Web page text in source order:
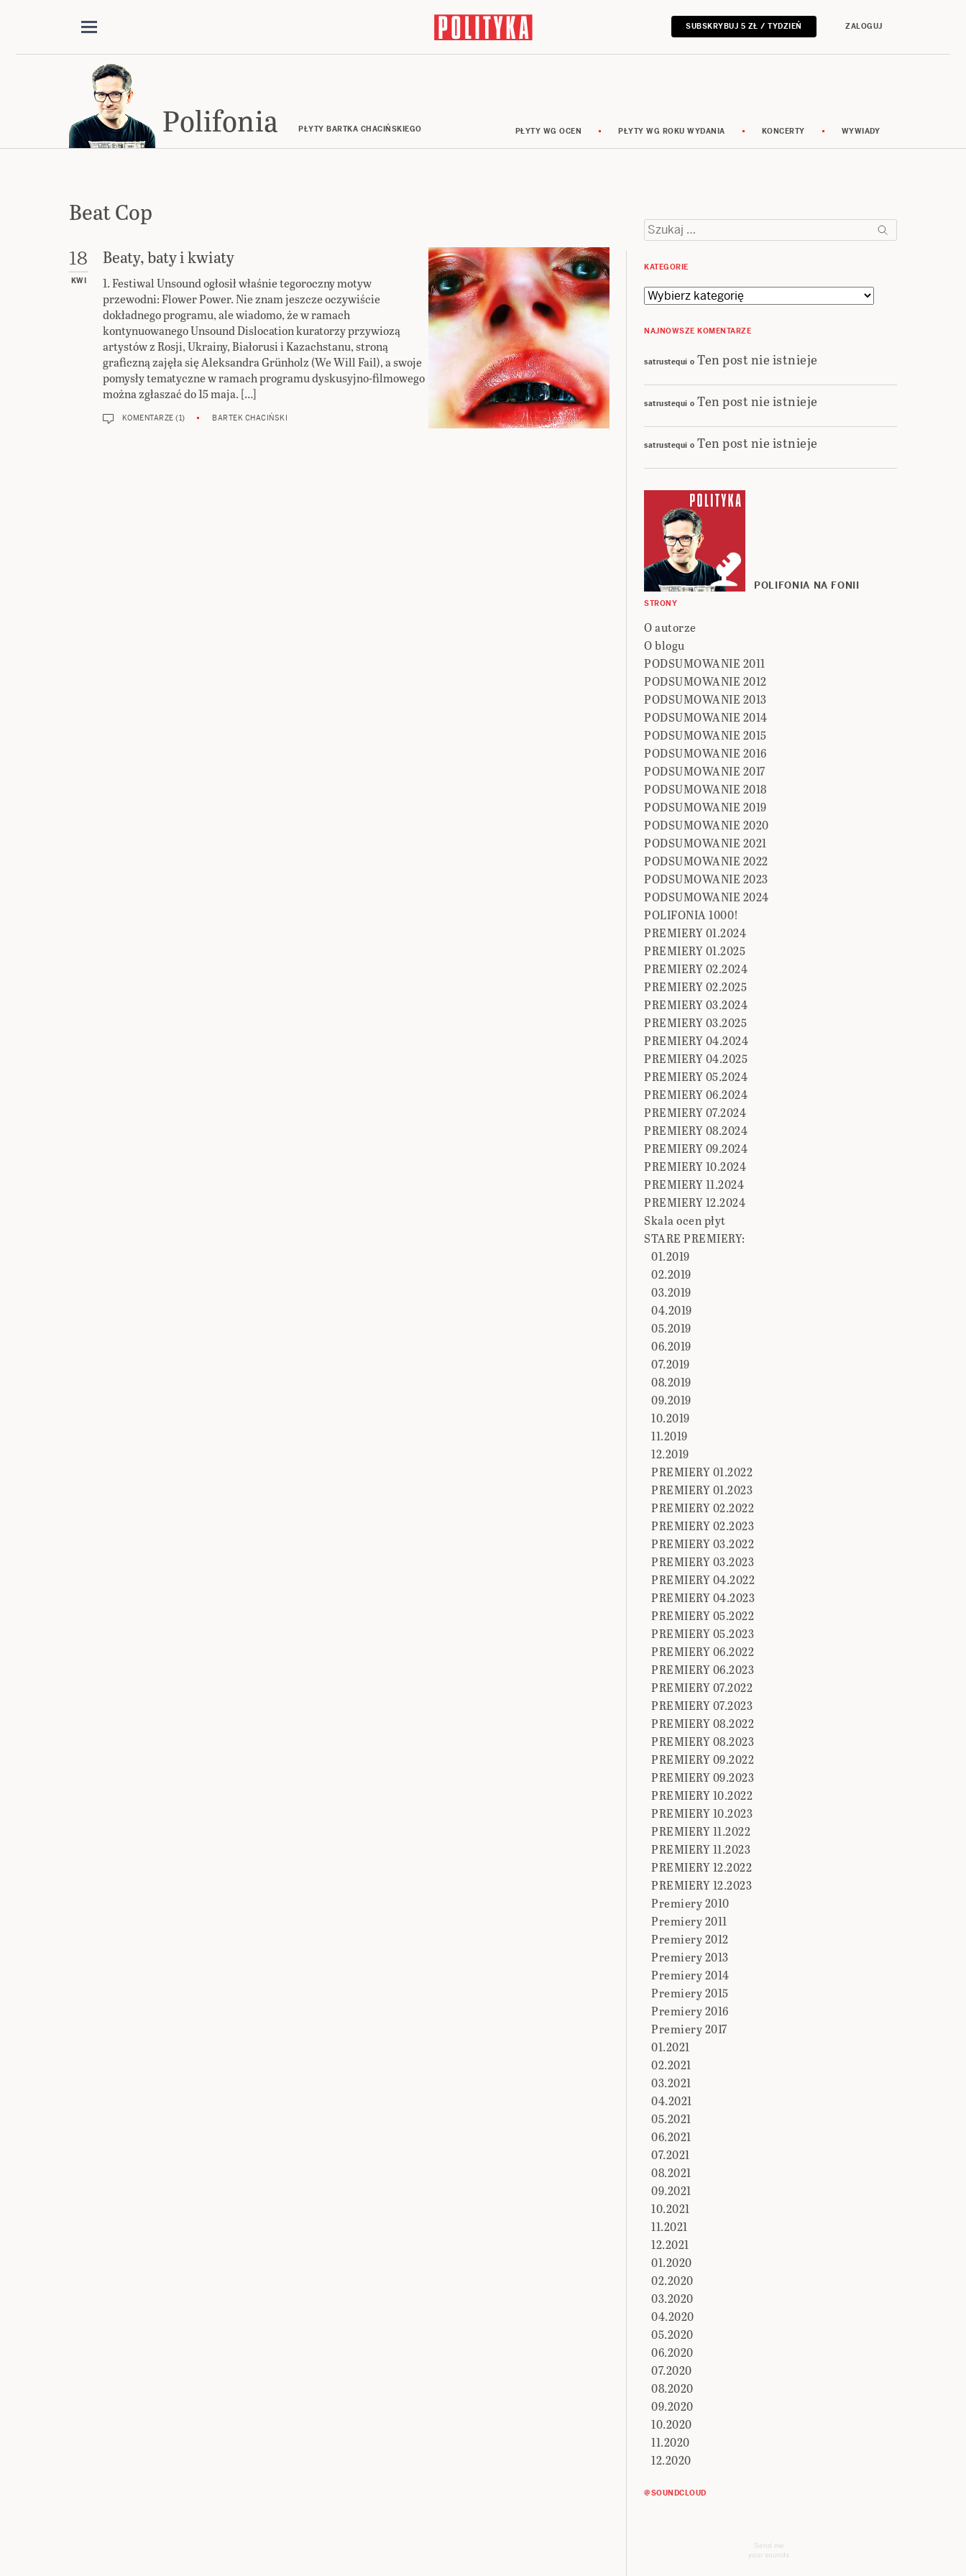
SUBSKRYBUJ 5 ZŁ / TYDZIEŃ ZALOGUJ
Polifonia PŁYTY BARTKA CHACIŃSKIEGO PŁYTY WG OCEN PŁYTY WG ROKU WYDANIA KONCERTY WYWIADY
Beat Cop
18
KWI
Beaty, baty i kwiaty
1. Festiwal Unsound ogłosił właśnie tegoroczny motyw
przewodni: Flower Power. Nie znam jeszcze oczywiście
dokładnego programu, ale wiadomo, że w ramach
kontynuowanego Unsound Dislocation kuratorzy przywiozą
artystów z Rosji, Ukrainy, Białorusi i Kazachstanu, stroną
graficzną zajęła się Aleksandra Grünholz (We Will Fail), a swoje
pomysły tematyczne w ramach programu dyskusyjno-filmowego
można zgłaszać do 15 maja. […]
KOMENTARZE (1) BARTEK CHACIŃSKI
Szukaj:
KATEGORIE
Kategorie
NAJNOWSZE KOMENTARZE
satrustequi o Ten post nie istnieje
satrustequi o Ten post nie istnieje
satrustequi o Ten post nie istnieje
POLIFONIA NA FONII
STRONY
O autorze
O blogu
PODSUMOWANIE 2011
PODSUMOWANIE 2012
PODSUMOWANIE 2013
PODSUMOWANIE 2014
PODSUMOWANIE 2015
PODSUMOWANIE 2016
PODSUMOWANIE 2017
PODSUMOWANIE 2018
PODSUMOWANIE 2019
PODSUMOWANIE 2020
PODSUMOWANIE 2021
PODSUMOWANIE 2022
PODSUMOWANIE 2023
PODSUMOWANIE 2024
POLIFONIA 1000!
PREMIERY 01.2024
PREMIERY 01.2025
PREMIERY 02.2024
PREMIERY 02.2025
PREMIERY 03.2024
PREMIERY 03.2025
PREMIERY 04.2024
PREMIERY 04.2025
PREMIERY 05.2024
PREMIERY 06.2024
PREMIERY 07.2024
PREMIERY 08.2024
PREMIERY 09.2024
PREMIERY 10.2024
PREMIERY 11.2024
PREMIERY 12.2024
Skala ocen płyt
STARE PREMIERY:
01.2019
02.2019
03.2019
04.2019
05.2019
06.2019
07.2019
08.2019
09.2019
10.2019
11.2019
12.2019
PREMIERY 01.2022
PREMIERY 01.2023
PREMIERY 02.2022
PREMIERY 02.2023
PREMIERY 03.2022
PREMIERY 03.2023
PREMIERY 04.2022
PREMIERY 04.2023
PREMIERY 05.2022
PREMIERY 05.2023
PREMIERY 06.2022
PREMIERY 06.2023
PREMIERY 07.2022
PREMIERY 07.2023
PREMIERY 08.2022
PREMIERY 08.2023
PREMIERY 09.2022
PREMIERY 09.2023
PREMIERY 10.2022
PREMIERY 10.2023
PREMIERY 11.2022
PREMIERY 11.2023
PREMIERY 12.2022
PREMIERY 12.2023
Premiery 2010
Premiery 2011
Premiery 2012
Premiery 2013
Premiery 2014
Premiery 2015
Premiery 2016
Premiery 2017
01.2021
02.2021
03.2021
04.2021
05.2021
06.2021
07.2021
08.2021
09.2021
10.2021
11.2021
12.2021
01.2020
02.2020
03.2020
04.2020
05.2020
06.2020
07.2020
08.2020
09.2020
10.2020
11.2020
12.2020
@SOUNDCLOUD
Send me
your sounds